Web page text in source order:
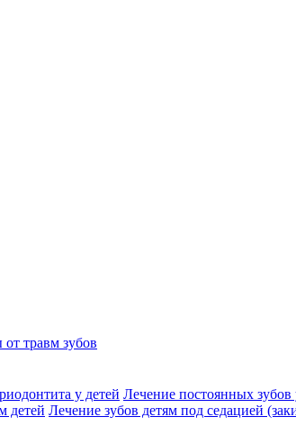
травм зубов
у детей Лечение постоянных зубов
детей Лечение зубов детям под седацией